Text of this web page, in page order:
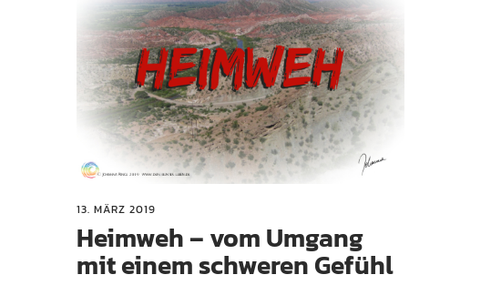
13. MÄRZ 2019
Heimweh – vom Umgang
mit einem schweren Gefühl